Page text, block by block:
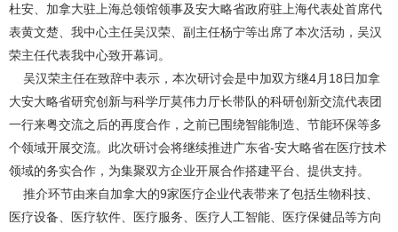
杜安、加拿大驻上海总领馆领事及安大略省政府驻上海代表处首席代
表黄文楚、我中心主任吴汉荣、副主任杨宁等出席了本次活动，吴汉
荣主任代表我中心致开幕词。
吴汉荣主任在致辞中表示，本次研讨会是中加双方继4月18日加拿
大安大略省研究创新与科学厅莫伟力厅长带队的科研创新交流代表团
一行来粤交流之后的再度合作，之前已围绕智能制造、节能环保等多
个领域开展交流。此次研讨会将继续推进广东省-安大略省在医疗技术
领域的务实合作，为集聚双方企业开展合作搭建平台、提供支持。
推介环节由来自加拿大的9家医疗企业代表带来了包括生物科技、
医疗设备、医疗软件、医疗服务、医疗人工智能、医疗保健品等方向